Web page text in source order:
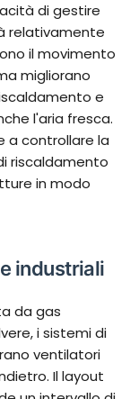
di gestire
relativamente
il movimento
migliorano
e
l'aria fresca.
a controllare la
riscaldamento
in modo
industriali
da gas
i sistemi di
ventilatori
Il layout